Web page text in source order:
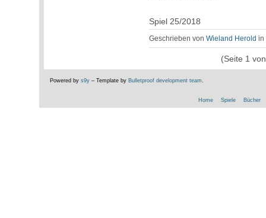
Spiel 25/2018
Geschrieben vonWieland Herold in
(Seite 1
Powered by s9y– Template by Bulletproof development team
Home Spiele Bücher